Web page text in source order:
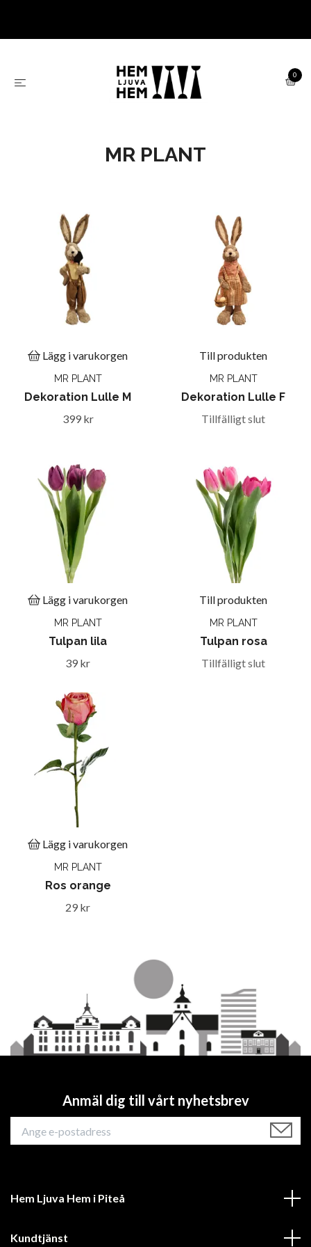
0
MR PLANT
Lägg i varukorgen
MR PLANT
Dekoration Lulle M
399 kr
Till produkten
MR PLANT
Dekoration Lulle F
Tillfälligt slut
Lägg i varukorgen
MR PLANT
Tulpan lila
39 kr
Till produkten
MR PLANT
Tulpan rosa
Tillfälligt slut
Lägg i varukorgen
MR PLANT
Ros orange
29 kr
Anmäl dig till vårt nyhetsbrev
Hem Ljuva Hem i Piteå
Kundtjänst